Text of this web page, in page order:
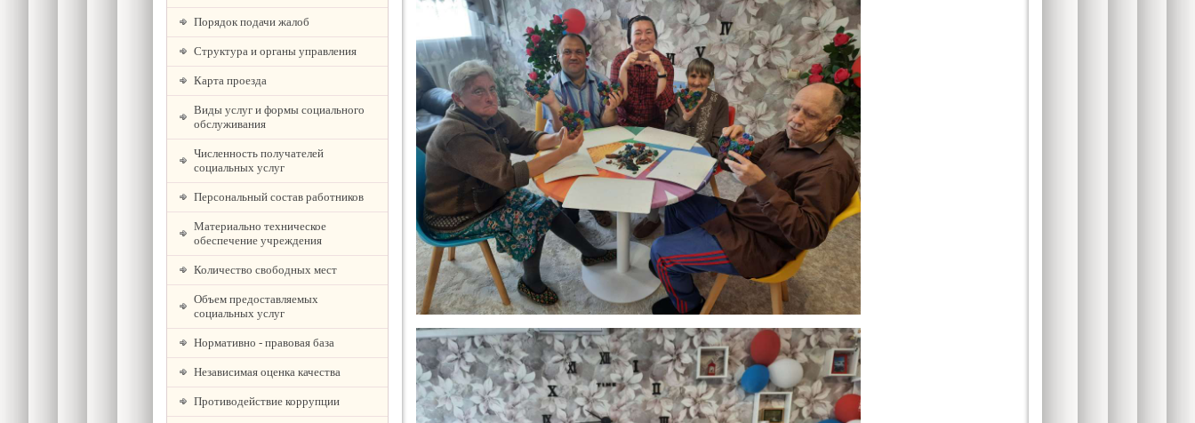
Порядок подачи жалоб
Структура и органы управления
Карта проезда
Виды услуг и формы социального
обслуживания
Численность получателей
социальных услуг
Персональный состав работников
Материально техническое
обеспечение учреждения
Количество свободных мест
Объем предоставляемых
социальных услуг
Нормативно - правовая база
Независимая оценка качества
Противодействие коррупции